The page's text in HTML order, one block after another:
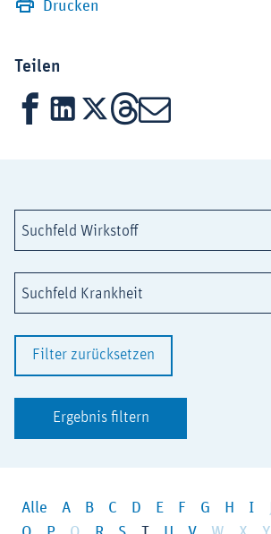
Drucken
Teilen
FacebookLinkedIn
X Threads
Mail
Suchfeld Wirkstoff
Suchfeld Krankheit
Filter zurücksetzen
Ergebnis filtern
Alle A B C D E F G H I